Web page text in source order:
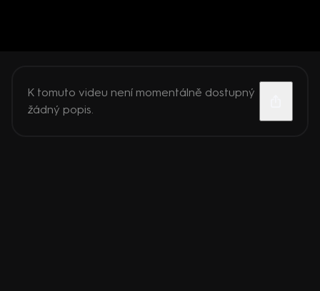
K tomuto videu není momentálně dostupný
žádný popis.